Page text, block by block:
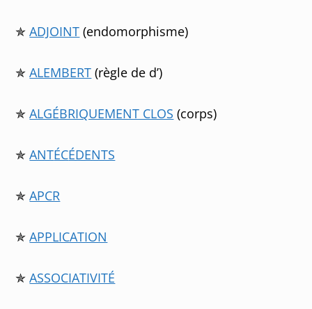
✯ADJOINT (endomorphisme)
✯ALEMBERT (règle de d’)
✯ALGÉBRIQUEMENT CLOS (corps)
✯ANTÉCÉDENTS
✯APCR
✯APPLICATION
✯ASSOCIATIVITÉ